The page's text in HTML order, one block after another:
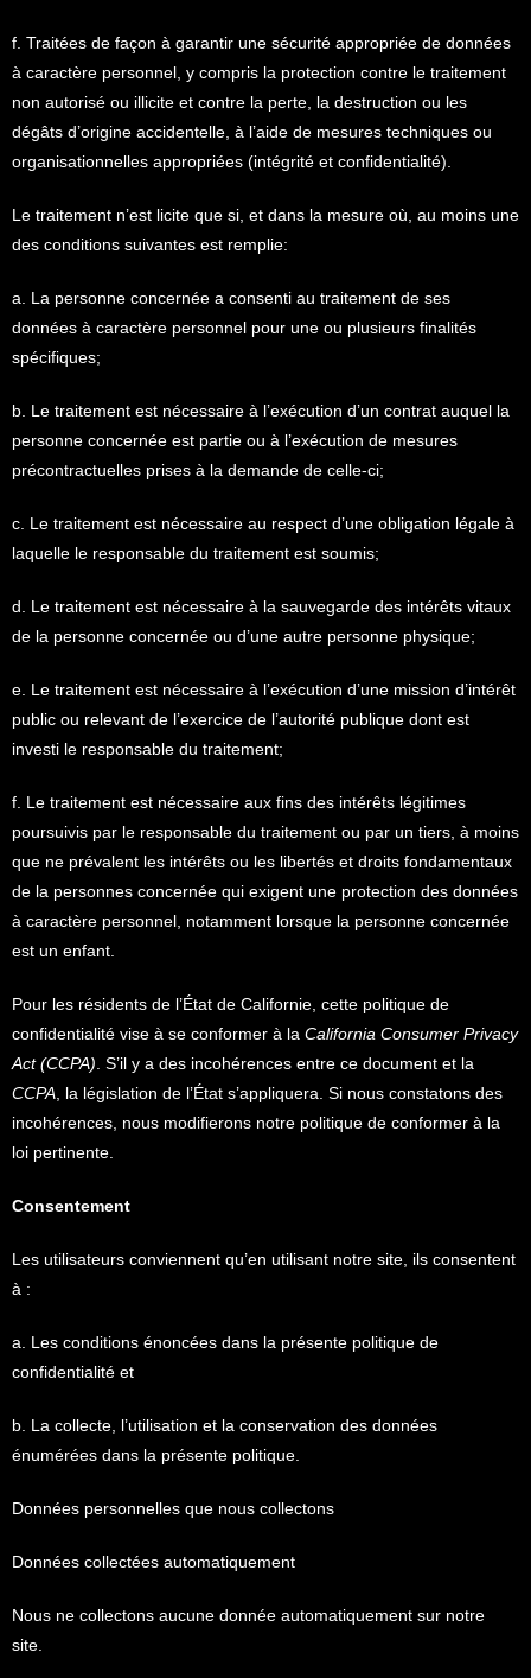
f. Traitées de façon à garantir une sécurité appropriée de données
à caractère personnel, y compris la protection contre le traitement
non autorisé ou illicite et contre la perte, la destruction ou les
dégâts d’origine accidentelle, à l’aide de mesures techniques ou
organisationnelles appropriées (intégrité et confidentialité).
Le traitement n’est licite que si, et dans la mesure où, au moins une
des conditions suivantes est remplie:
a. La personne concernée a consenti au traitement de ses
données à caractère personnel pour une ou plusieurs finalités
spécifiques;
b. Le traitement est nécessaire à l’exécution d’un contrat auquel la
personne concernée est partie ou à l’exécution de mesures
précontractuelles prises à la demande de celle-ci;
c. Le traitement est nécessaire au respect d’une obligation légale à
laquelle le responsable du traitement est soumis;
d. Le traitement est nécessaire à la sauvegarde des intérêts vitaux
de la personne concernée ou d’une autre personne physique;
e. Le traitement est nécessaire à l’exécution d’une mission d’intérêt
public ou relevant de l’exercice de l’autorité publique dont est
investi le responsable du traitement;
f. Le traitement est nécessaire aux fins des intérêts légitimes
poursuivis par le responsable du traitement ou par un tiers, à moins
que ne prévalent les intérêts ou les libertés et droits fondamentaux
de la personnes concernée qui exigent une protection des données
à caractère personnel, notamment lorsque la personne concernée
est un enfant.
Pour les résidents de l’État de Californie, cette politique de
confidentialité vise à se conformer à la California Consumer Privacy
Act (CCPA) . S’il y a des incohérences entre ce document et la
CCPA , la législation de l’État s’appliquera. Si nous constatons des
incohérences, nous modifierons notre politique de conformer à la
loi pertinente.
Consentement
Les utilisateurs conviennent qu’en utilisant notre site, ils consentent
à :
a. Les conditions énoncées dans la présente politique de
confidentialité et
b. La collecte, l’utilisation et la conservation des données
énumérées dans la présente politique.
Données personnelles que nous collectons
Données collectées automatiquement
Nous ne collectons aucune donnée automatiquement sur notre
site.